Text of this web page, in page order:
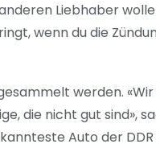
Liebhaber
wenn du die
werden.
die nicht gut sind»,
Auto der